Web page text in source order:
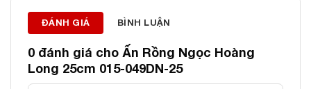
PHONG THỦY
Địa chỉ: 60/69 Bùi Huy Bích, Hoàng Mai, Hà Nội
Điện thoại: 0982 627 166
Email:daphongthuyanphat@gmail.com
ĐÁNH GIÁ BÌNH LUẬN
0 đánh giá cho Ấn Rồng Ngọc Hoàng
Long 25cm 015-049DN-25